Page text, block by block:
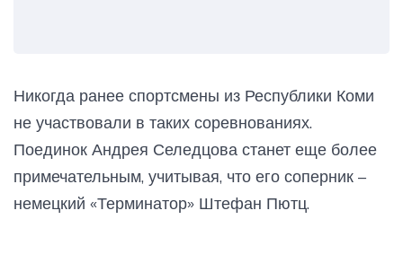
Никогда ранее спортсмены из Республики Коми
не участвовали в таких соревнованиях.
Поединок Андрея Селедцова станет еще более
примечательным, учитывая, что его соперник –
немецкий «Терминатор» Штефан Пютц.